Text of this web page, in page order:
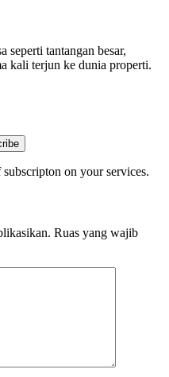
seperti tantangan besar,
kali terjun ke dunia properti.
on your services.
Ruas yang wajib